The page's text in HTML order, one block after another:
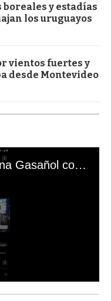
y estadías
los uruguayos
vientos fuertes y
desde Montevideo
El mal momento de Yanina Gasañol con un hincha argentino en "Subrayado"